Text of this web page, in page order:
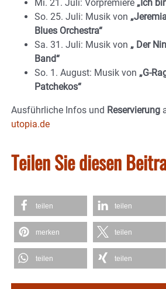
Mi. 21. Juli: Vorpremiere „Ich
So. 25. Juli: Musik von
Blues Orchestra“
Sa. 31. Juli: Musik von „ Der
Band“
So. 1. August: Musik von „G-
Patchekos“
Ausführliche Infos und Reservierung
utopia.de
Teilen Sie diesen
teilen teilen
merken teilen
teilen teilen